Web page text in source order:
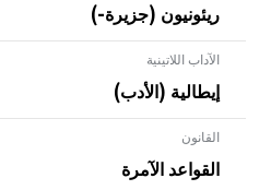
ريئونيون (جزيرة-)
الآداب اللاتينية
إيطالية (الأدب)
القانون
القواعد الآمرة
- هل تعلم أن الأبلق نوع من
بالعمارة الإسلامية في بلاد
المعمار على بناء مداميكه